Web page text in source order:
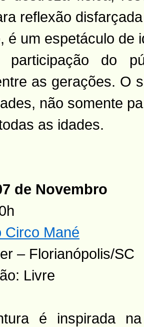
reflexão
é um espetáculo de
participação do
as gerações. O
não somente
as idades.
de Novembro
Circo Mané
– Florianópolis/SC
Livre
é inspirada